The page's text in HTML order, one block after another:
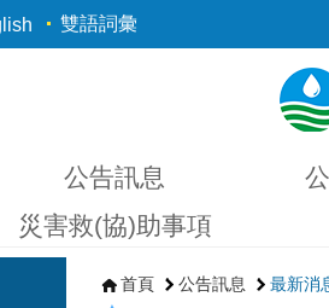
雙語詞彙
公告訊息
災害救(協)助事項
首頁 公告訊息 最新消